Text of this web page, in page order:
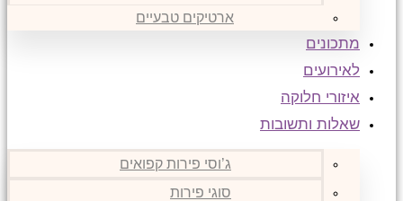
ארטיקים טבעיים
מתכונים
לאירועים
איזורי חלוקה
שאלות ותשובות
ג’וסי פירות קפואים
סוגי פירות